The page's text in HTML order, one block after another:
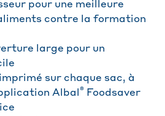
pour une meilleure
contre la formation
large pour un
sur chaque sac, à
Albal ® Foodsaver